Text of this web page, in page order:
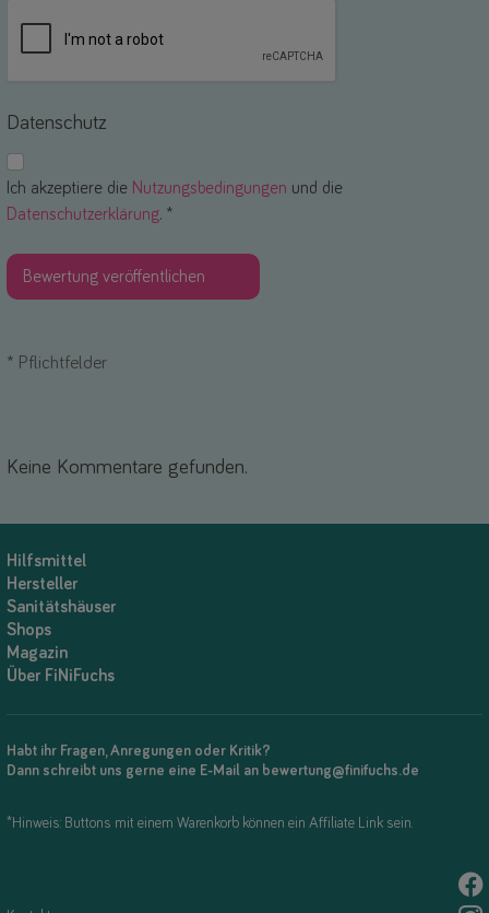
Datenschutz
Ich akzeptiere die Nutzungsbedingungen und die
Datenschutzerklärung. *
* Pflichtfelder
Keine Kommentare gefunden.
Hilfsmittel
Hersteller
Sanitätshäuser
Shops
Magazin
Über FiNiFuchs
Habt ihr Fragen, Anregungen oder Kritik?
Dann schreibt uns gerne eine E-Mail an bewertung@finifuchs.de
*Hinweis: Buttons mit einem Warenkorb können ein Affiliate Link sein.